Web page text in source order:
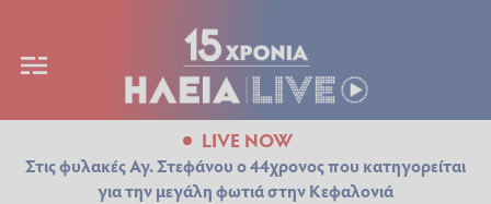
LIVE NOW
Στις φυλακές Αγ. Στεφάνου ο 44χρονος που κατηγορείται
για την μεγάλη φωτιά στην Κεφαλονιά